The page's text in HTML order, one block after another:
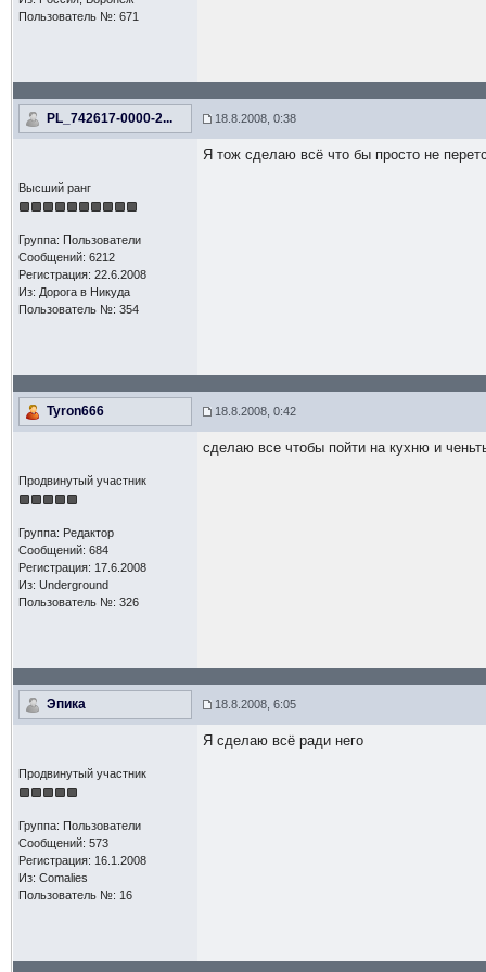
Пользователь №: 671
PL_742617-0000-2... 18.8.2008, 0:38
Высший ранг
Группа: Пользователи
Сообщений: 6212
Регистрация: 22.6.2008
Из: Дорога в Никуда
Пользователь №: 354
Я тож сделаю всё что бы просто не
Tyron666 18.8.2008, 0:42
Продвинутый участник
Группа: Редактор
Сообщений: 684
Регистрация: 17.6.2008
Из: Underground
Пользователь №: 326
сделаю все чтобы пойти на кухню и
Эпика 18.8.2008, 6:05
Продвинутый участник
Группа: Пользователи
Сообщений: 573
Регистрация: 16.1.2008
Из: Comalies
Пользователь №: 16
Я сделаю всё ради него